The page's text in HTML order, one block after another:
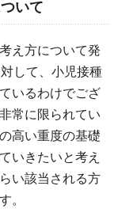
いて
え方について発
して、小児接種
いるわけでござ
常に限られてい
高い重度の基礎
いきたいと考え
い該当される方
。